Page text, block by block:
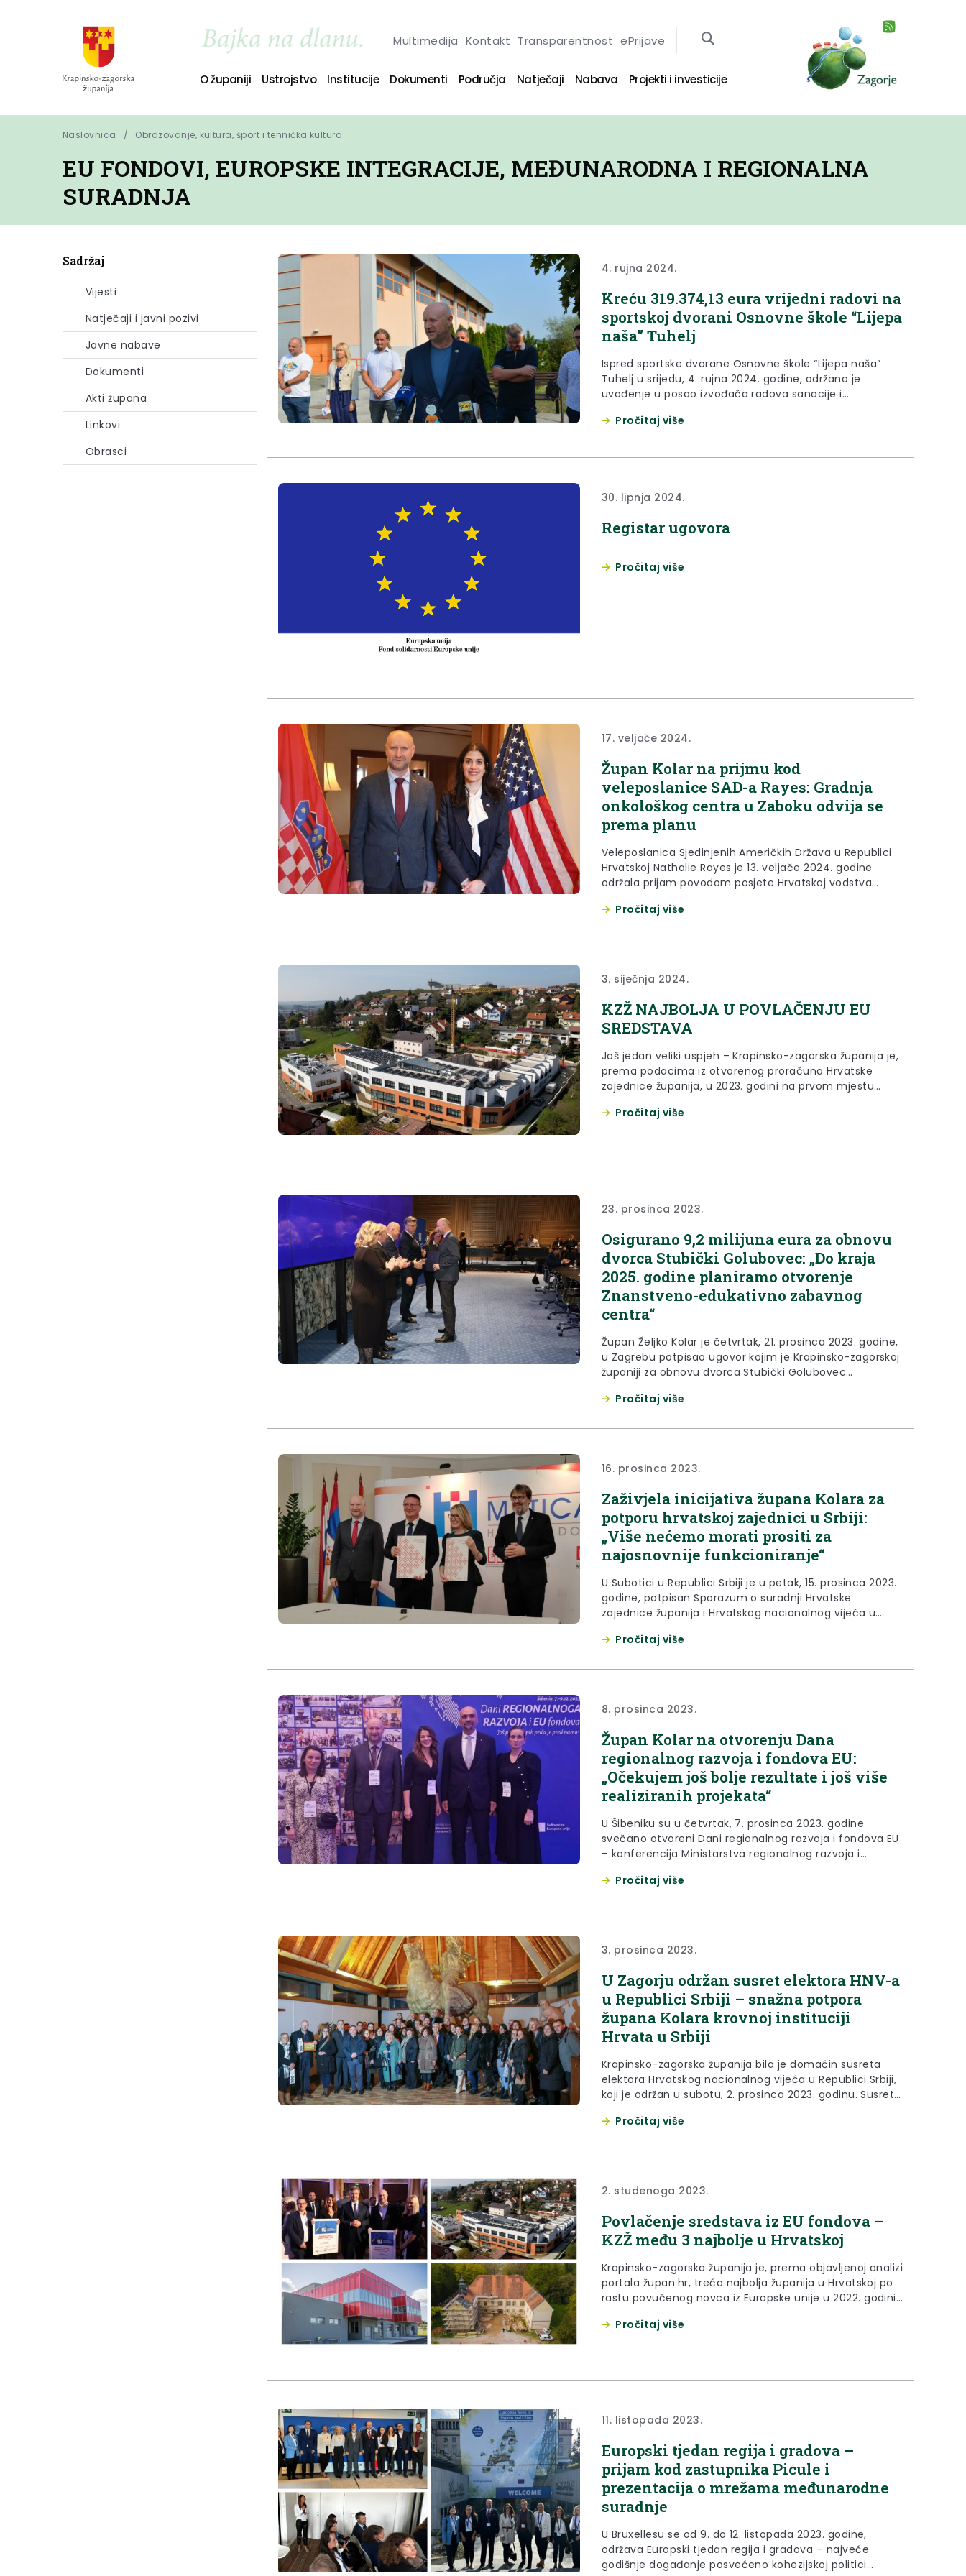
Multimedija Kontakt Transparentnost ePrijave
O županiji Ustrojstvo Institucije Dokumenti Područja Natječaji Nabava Projekti i investicije
Naslovnica Obrazovanje, kultura, šport i tehnička kultura
EU FONDOVI, EUROPSKE INTEGRACIJE, MEĐUNARODNA I REGIONALNA
SURADNJA
Sadržaj
Vijesti
Natječaji i javni pozivi
Javne nabave
Dokumenti
Akti župana
Linkovi
Obrasci
4. rujna 2024.
Kreću 319.374,13 eura vrijedni radovi na
sportskoj dvorani Osnovne škole “Lijepa
naša” Tuhelj
Ispred sportske dvorane Osnovne škole “Lijepa naša”
Tuhelj u srijedu, 4. rujna 2024. godine, održano je
uvođenje u posao izvođača radova sanacije i
Ukupna vrijednost investicije je 319.374,13 eura te će se
konstrukcije zgrade pokrivene sendvič panelima koji
Pročitaj više
30. lipnja 2024.
Registar ugovora
Pročitaj više
17. veljače 2024.
Župan Kolar na prijmu kod
veleposlanice SAD-a Rayes: Gradnja
onkološkog centra u Zaboku odvija se
prema planu
Veleposlanica Sjedinjenih Američkih Država u Republici
Hrvatskoj Nathalie Rayes je 13. veljače 2024. godine
održala prijam povodom posjete Hrvatskoj vodstva
Pittsburh Medical Center (UPMC) i s ciljem upoznavanja
pri Općoj bolnici Zabok i bolnici hrvatskih veterana. Na
Pročitaj više
3. siječnja 2024.
KZŽ NAJBOLJA U POVLAČENJU EU
SREDSTAVA
Još jedan veliki uspjeh – Krapinsko-zagorska županija je,
prema podacima iz otvorenog proračuna Hrvatske
zajednice županija, u 2023. godini na prvom mjestu
Krapinsko-zagorska županija je prvo mjesto osigurala
Pročitaj više
23. prosinca 2023.
Osigurano 9,2 milijuna eura za obnovu
dvorca Stubički Golubovec: „Do kraja
2025. godine planiramo otvorenje
Znanstveno-edukativno zabavnog
centra“
Župan Željko Kolar je četvrtak, 21. prosinca 2023. godine,
u Zagrebu potpisao ugovor kojim je Krapinsko-zagorskoj
županiji za obnovu dvorca Stubički Golubovec
otpornost EU. Župan Željko Kolar je nakon potpisivanja
faza realizacije ZEZ – znanstveno-edukativno zabavnog
Pročitaj više
16. prosinca 2023.
Zaživjela inicijativa župana Kolara za
potporu hrvatskoj zajednici u Srbiji:
„Više nećemo morati prositi za
najosnovnije funkcioniranje“
U Subotici u Republici Srbiji je u petak, 15. prosinca 2023.
godine, potpisan Sporazum o suradnji Hrvatske
zajednice županija i Hrvatskog nacionalnog vijeća u
pokrenuo je župan Krapinsko-zagorske županije Željko
inicijativu prihvatio 20. rujna 2023. godine na sjednici
Pročitaj više
8. prosinca 2023.
Župan Kolar na otvorenju Dana
regionalnog razvoja i fondova EU:
„Očekujem još bolje rezultate i još više
realiziranih projekata“
U Šibeniku su u četvrtak, 7. prosinca 2023. godine
svečano otvoreni Dani regionalnog razvoja i fondova EU
– konferencija Ministarstva regionalnog razvoja i
financiranja iz EU fondova. Na otvorenju Dana
Krapinsko-zagorske županije Željko Kolar, kao i
Pročitaj više
3. prosinca 2023.
U Zagorju održan susret elektora HNV-a
u Republici Srbiji – snažna potpora
župana Kolara krovnoj instituciji
Hrvata u Srbiji
Krapinsko-zagorska županija bila je domaćin susreta
elektora Hrvatskog nacionalnog vijeća u Republici Srbiji,
koji je održan u subotu, 2. prosinca 2023. godinu. Susret
Krapinsko-zagorske županije u Krapini, nakon čega se
Srbiji u Klanjcu susrela i sa županom Željkom Kolarom. „U
Pročitaj više
2. studenoga 2023.
Povlačenje sredstava iz EU fondova –
KZŽ među 3 najbolje u Hrvatskoj
Krapinsko-zagorska županija je, prema objavljenoj analizi
portala župan.hr, treća najbolja županija u Hrvatskoj po
rastu povučenog novca iz Europske unije u 2022. godini.
2022. godini povukla 54.403.855 eura iz Europskih
Pročitaj više
11. listopada 2023.
Europski tjedan regija i gradova –
prijam kod zastupnika Picule i
prezentacija o mrežama međunarodne
suradnje
U Bruxellesu se od 9. do 12. listopada 2023. godine,
održava Europski tjedan regija i gradova – najveće
godišnje događanje posvećeno kohezijskoj politici